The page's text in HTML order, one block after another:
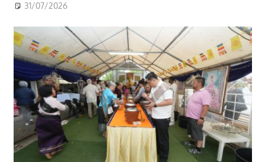
31/07/2026